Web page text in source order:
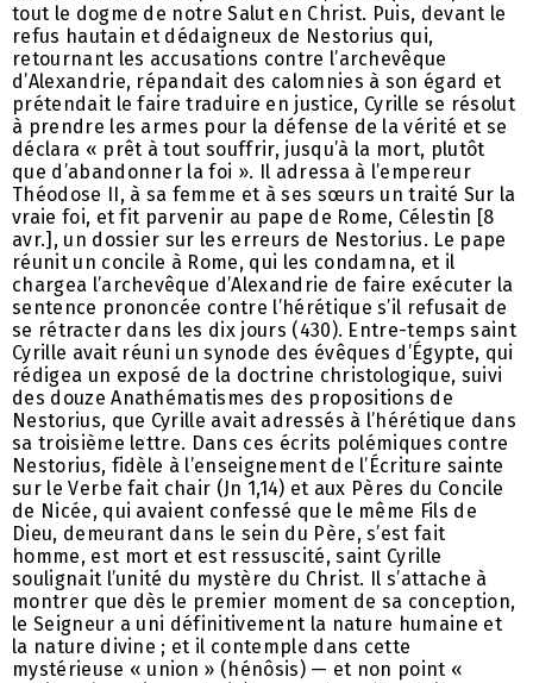
tout le dogme de notre Salut en Christ. Puis, devant le
refus hautain et dédaigneux de Nestorius qui,
retournant les accusations contre l’archevêque
d’Alexandrie, répandait des calomnies à son égard et
prétendait le faire traduire en justice, Cyrille se résolut
à prendre les armes pour la défense de la vérité et se
déclara « prêt à tout souffrir, jusqu’à la mort, plutôt
que d’abandonner la foi ». Il adressa à l’empereur
Théodose II, à sa femme et à ses sœurs un traité Sur la
vraie foi, et fit parvenir au pape de Rome, Célestin [8
avr.], un dossier sur les erreurs de Nestorius. Le pape
réunit un concile à Rome, qui les condamna, et il
chargea l’archevêque d’Alexandrie de faire exécuter la
sentence prononcée contre l’hérétique s’il refusait de
se rétracter dans les dix jours (430). Entre-temps saint
Cyrille avait réuni un synode des évêques d’Égypte, qui
rédigea un exposé de la doctrine christologique, suivi
des douze Anathématismes des propositions de
Nestorius, que Cyrille avait adressés à l’hérétique dans
sa troisième lettre. Dans ces écrits polémiques contre
Nestorius, fidèle à l’enseignement de l’Écriture sainte
sur le Verbe fait chair (Jn 1,14) et aux Pères du Concile
de Nicée, qui avaient confessé que le même Fils de
Dieu, demeurant dans le sein du Père, s’est fait
homme, est mort et est ressuscité, saint Cyrille
soulignait l’unité du mystère du Christ. Il s’attache à
montrer que dès le premier moment de sa conception,
le Seigneur a uni définitivement la nature humaine et
la nature divine ; et il contemple dans cette
mystérieuse « union » (hénôsis) — et non point «